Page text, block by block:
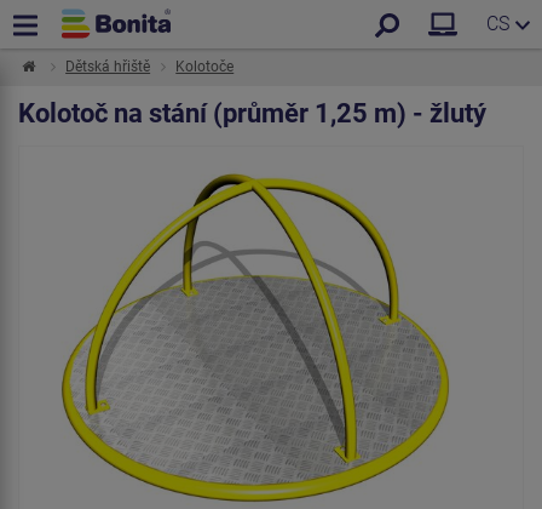
CS
Dětská hřiště Kolotoče
Kolotoč na stání (průměr 1,25 m) - žlutý